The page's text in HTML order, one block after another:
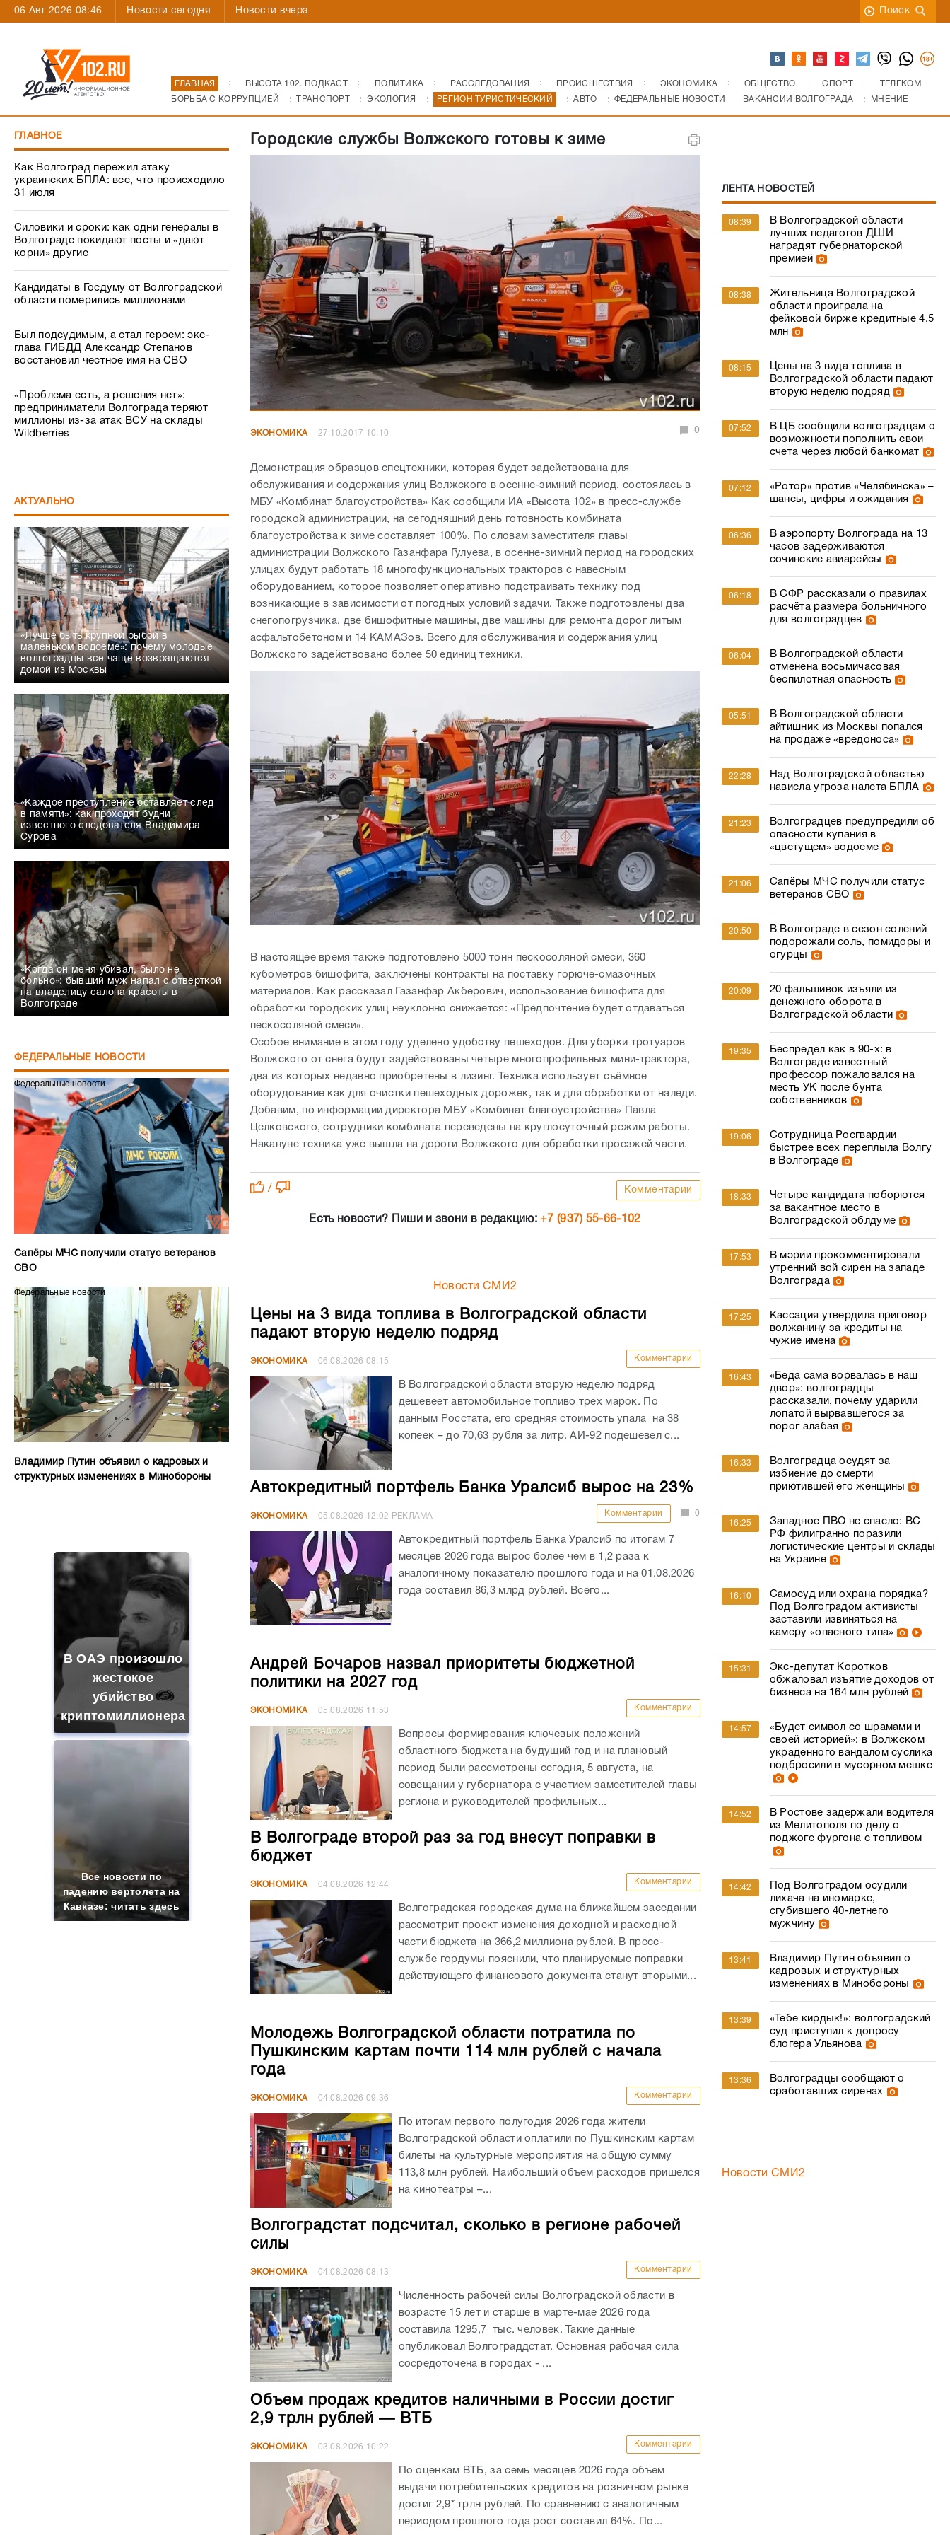
06 Авг 2026 08:46 Новости сегодня Новости вчера Поиск
ГЛАВНАЯ ВЫСОТА 102. ПОДКАСТ ПОЛИТИКА РАССЛЕДОВАНИЯ ПРОИСШЕСТВИЯ ЭКОНОМИКА ОБЩЕСТВО СПОРТ
ТЕЛЕКОМ
БОРЬБА С КОРРУПЦИЕЙ
ТРАНСПОРТ ЭКОЛОГИЯ РЕГИОН ТУРИСТИЧЕСКИЙ АВТО ФЕДЕРАЛЬНЫЕ НОВОСТИ ВАКАНСИИ ВОЛГОГРАДА МНЕНИЕ
ГЛАВНОЕ
Как Волгоград пережил атаку
украинских БПЛА: все, что происходило
31 июля
Силовики и сроки: как одни генералы в
Волгограде покидают посты и «дают
корни» другие
Кандидаты в Госдуму от Волгоградской
области померились миллионами
Был подсудимым, а стал героем: экс-
глава ГИБДД Александр Степанов
восстановил честное имя на СВО
«Проблема есть, а решения нет»:
предприниматели Волгограда теряют
миллионы из-за атак ВСУ на склады
Wildberries
АКТУАЛЬНО
«Лучше быть крупной рыбой в
маленьком водоеме»: почему молодые
волгоградцы все чаще возвращаются
домой из Москвы
«Каждое преступление оставляет след
в памяти»: как проходят будни
известного следователя Владимира
Сурова
«Когда он меня убивал, было не
больно»: бывший муж напал с отверткой
на владелицу салона красоты в
Волгограде
ФЕДЕРАЛЬНЫЕ НОВОСТИ
Федеральные новости
Сапёры МЧС получили статус ветеранов
СВО
Федеральные новости
Владимир Путин объявил о кадровых и
структурных изменениях в Минобороны
В ОАЭ произошло
жестокое
убийство
криптомиллионера
Все новости по
падению вертолета на
Кавказе: читать здесь
Городские службы Волжского готовы к зиме
ЭКОНОМИКА 27.10.2017 10:10 0
Демонстрация образцов спецтехники, которая будет задействована для
обслуживания и содержания улиц Волжского в осенне-зимний период, состоялась в
МБУ «Комбинат благоустройства» Как сообщили ИА «Высота 102» в пресс-службе
городской администрации, на сегодняшний день готовность комбината
благоустройства к зиме составляет 100%. По словам заместителя главы
администрации Волжского Газанфара Гулуева, в осенне-зимний период на городских
улицах будут работать 18 многофункциональных тракторов с навесным
оборудованием, которое позволяет оперативно подстраивать технику под
возникающие в зависимости от погодных условий задачи. Также подготовлены два
снегопогрузчика, две бишофитные машины, две машины для ремонта дорог литым
асфальтобетоном и 14 КАМАЗов. Всего для обслуживания и содержания улиц
Волжского задействовано более 50 единиц техники.
В настоящее время также подготовлено 5000 тонн пескосоляной смеси, 360
кубометров бишофита, заключены контракты на поставку горюче-смазочных
материалов. Как рассказал Газанфар Акберович, использование бишофита для
обработки городских улиц неуклонно снижается: «Предпочтение будет отдаваться
пескосоляной смеси».
Особое внимание в этом году уделено удобству пешеходов. Для уборки тротуаров
Волжского от снега будут задействованы четыре многопрофильных мини-трактора,
два из которых недавно приобретены в лизинг. Техника использует съёмное
оборудование как для очистки пешеходных дорожек, так и для обработки от наледи.
Добавим, по информации директора МБУ «Комбинат благоустройства» Павла
Целковского, сотрудники комбината переведены на круглосуточный режим работы.
Накануне техника уже вышла на дороги Волжского для обработки проезжей части.
/ Комментарии
Есть новости? Пиши и звони в редакцию:+7 (937) 55-66-102
Новости СМИ2
Цены на 3 вида топлива в Волгоградской области
падают вторую неделю подряд
ЭКОНОМИКА 06.08.2026 08:15 Комментарии
В Волгоградской области вторую неделю подряд
дешевеет автомобильное топливо трех марок. По
данным Росстата, его средняя стоимость упала на 38
копеек – до 70,63 рубля за литр. АИ-92 подешевел с...
Автокредитный портфель Банка Уралсиб вырос на 23%
ЭКОНОМИКА 05.08.2026 12:02 РЕКЛАМА Комментарии 0
Автокредитный портфель Банка Уралсиб по итогам 7
месяцев 2026 года вырос более чем в 1,2 раза к
аналогичному показателю прошлого года и на 01.08.2026
года составил 86,3 млрд рублей. Всего...
Андрей Бочаров назвал приоритеты бюджетной
политики на 2027 год
ЭКОНОМИКА 05.08.2026 11:53 Комментарии
Вопросы формирования ключевых положений
областного бюджета на будущий год и на плановый
период были рассмотрены сегодня, 5 августа, на
совещании у губернатора с участием заместителей главы
региона и руководителей профильных...
В Волгограде второй раз за год внесут поправки в
бюджет
ЭКОНОМИКА 04.08.2026 12:44 Комментарии
Волгоградская городская дума на ближайшем заседании
рассмотрит проект изменения доходной и расходной
части бюджета на 366,2 миллиона рублей. В пресс-
службе гордумы пояснили, что планируемые поправки
действующего финансового документа станут вторыми...
Молодежь Волгоградской области потратила по
Пушкинским картам почти 114 млн рублей с начала
года
ЭКОНОМИКА 04.08.2026 09:36 Комментарии
По итогам первого полугодия 2026 года жители
Волгоградской области оплатили по Пушкинским картам
билеты на культурные мероприятия на общую сумму
113,8 млн рублей. Наибольший объем расходов пришелся
на кинотеатры –...
Волгоградстат подсчитал, сколько в регионе рабочей
силы
ЭКОНОМИКА 04.08.2026 08:13 Комментарии
Численность рабочей силы Волгоградской области в
возрасте 15 лет и старше в марте-мае 2026 года
составила 1295,7 тыс. человек. Такие данные
опубликовал Волгограддстат. Основная рабочая сила
сосредоточена в городах - ...
Объем продаж кредитов наличными в России достиг
2,9 трлн рублей — ВТБ
ЭКОНОМИКА 03.08.2026 10:22 Комментарии
По оценкам ВТБ, за семь месяцев 2026 года объем
выдачи потребительских кредитов на розничном рынке
достиг 2,9* трлн рублей. По сравнению с аналогичным
периодом прошлого года рост составил 64%. По...
ЛЕНТА НОВОСТЕЙ
08:39
В Волгоградской области
лучших педагогов ДШИ
наградят губернаторской
премией
08:38
Жительница Волгоградской
области проиграла на
фейковой бирже кредитные 4,5
млн
08:15
Цены на 3 вида топлива в
Волгоградской области падают
вторую неделю подряд
07:52
В ЦБ сообщили волгоградцам о
возможности пополнить свои
счета через любой банкомат
07:12
«Ротор» против «Челябинска» –
шансы, цифры и ожидания
06:36
В аэропорту Волгограда на 13
часов задерживаются
сочинские авиарейсы
06:18
В СФР рассказали о правилах
расчёта размера больничного
для волгоградцев
06:04
В Волгоградской области
отменена восьмичасовая
беспилотная опасность
05:51
В Волгоградской области
айтишник из Москвы попался
на продаже «вредоноса»
22:28
Над Волгоградской областью
нависла угроза налета БПЛА
21:23
Волгоградцев предупредили об
опасности купания в
«цветущем» водоеме
21:06
Сапёры МЧС получили статус
ветеранов СВО
20:50
В Волгограде в сезон солений
подорожали соль, помидоры и
огурцы
20:09
20 фальшивок изъяли из
денежного оборота в
Волгоградской области
19:35
Беспредел как в 90-х: в
Волгограде известный
профессор пожаловался на
месть УК после бунта
собственников
19:06
Сотрудница Росгвардии
быстрее всех переплыла Волгу
в Волгограде
18:33
Четыре кандидата поборются
за вакантное место в
Волгоградской облдуме
17:53
В мэрии прокомментировали
утренний вой сирен на западе
Волгограда
17:25
Кассация утвердила приговор
волжанину за кредиты на
чужие имена
16:43
«Беда сама ворвалась в наш
двор»: волгоградцы
рассказали, почему ударили
лопатой вырвавшегося за
порог алабая
16:33
Волгоградца осудят за
избиение до смерти
приютившей его женщины
16:25
Западное ПВО не спасло: ВС
РФ филигранно поразили
логистические центры и склады
на Украине
16:10
Самосуд или охрана порядка?
Под Волгоградом активисты
заставили извиняться на
камеру «опасного типа»
15:31
Экс-депутат Коротков
обжаловал изъятие доходов от
бизнеса на 164 млн рублей
14:57
«Будет символ со шрамами и
своей историей»: в Волжском
украденного вандалом суслика
подбросили в мусорном мешке
14:52
В Ростове задержали водителя
из Мелитополя по делу о
поджоге фургона с топливом
14:42
Под Волгоградом осудили
лихача на иномарке,
сгубившего 40-летнего
мужчину
13:41
Владимир Путин объявил о
кадровых и структурных
изменениях в Минобороны
13:39
«Тебе кирдык!»: волгоградский
суд приступил к допросу
блогера Ульянова
13:36
Волгоградцы сообщают о
сработавших сиренах
Новости СМИ2